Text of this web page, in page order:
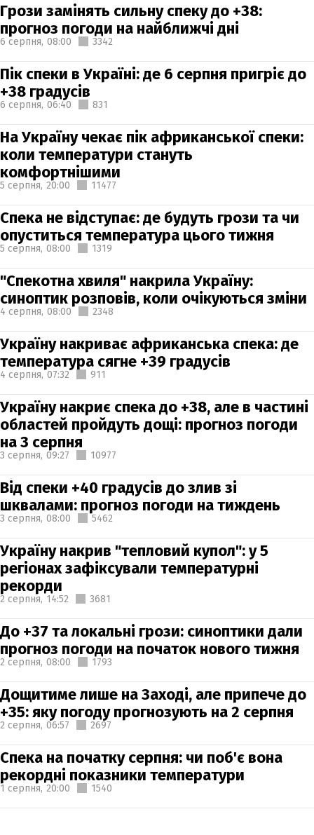
Грози замінять сильну спеку до +38:
прогноз погоди на найближчі дні
6 серпня, 08:00 3342
Пік спеки в Україні: де 6 серпня пригріє до
+38 градусів
6 серпня, 06:40 831
На Україну чекає пік африканської спеки:
коли температури стануть
комфортнішими
5 серпня, 20:00 11477
Спека не відступає: де будуть грози та чи
опуститься температура цього тижня
5 серпня, 08:00 1319
"Спекотна хвиля" накрила Україну:
синоптик розповів, коли очікуються зміни
4 серпня, 08:00 2348
Україну накриває африканська спека: де
температура сягне +39 градусів
4 серпня, 07:32 911
Україну накриє спека до +38, але в частині
областей пройдуть дощі: прогноз погоди
на 3 серпня
3 серпня, 09:27 10977
Від спеки +40 градусів до злив зі
шквалами: прогноз погоди на тиждень
3 серпня, 08:00 5462
Україну накрив "тепловий купол": у 5
регіонах зафіксували температурні
рекорди
2 серпня, 14:52 3681
До +37 та локальні грози: синоптики дали
прогноз погоди на початок нового тижня
2 серпня, 08:00 1793
Дощитиме лише на Заході, але припече до
+35: яку погоду прогнозують на 2 серпня
2 серпня, 06:57 2697
Спека на початку серпня: чи поб'є вона
рекордні показники температури
1 серпня, 20:00 1540